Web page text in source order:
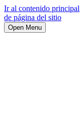
Ir al contenido principal
de página del sitio
Open Menu